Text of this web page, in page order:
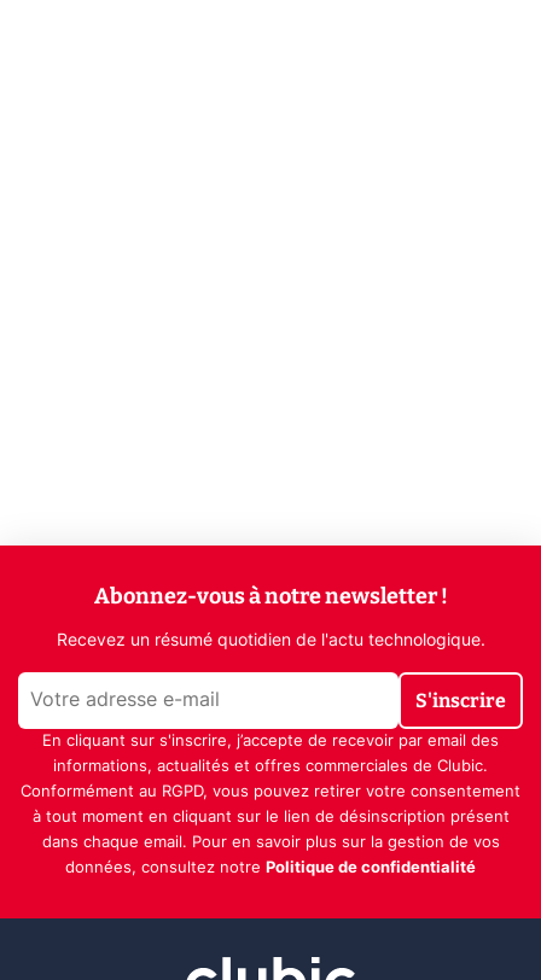
Abonnez-vous à notre newsletter !
Recevez un résumé quotidien de l'actu technologique.
S'inscrire
En cliquant sur s'inscrire, j’accepte de recevoir par email des
informations, actualités et offres commerciales de Clubic.
Conformément au RGPD, vous pouvez retirer votre consentement
à tout moment en cliquant sur le lien de désinscription présent
dans chaque email. Pour en savoir plus sur la gestion de vos
données, consultez notre Politique de confidentialité